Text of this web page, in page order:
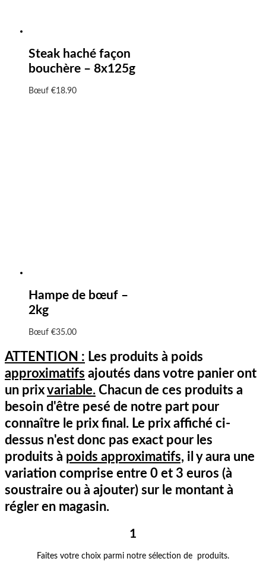
Steak haché façon
bouchère – 8x125g
Bœuf €18.90
Hampe de bœuf –
2kg
Bœuf €35.00
ATTENTION : Les produits à poids
approximatifs ajoutés dans votre panier ont
un prixvariable. Chacun de ces produits a
besoin d'être pesé de notre part pour
connaître le prix final. Le prix affiché ci-
dessus n'est donc pas exact pour les
produits à poids approximatifs, il y aura une
variation comprise entre 0 et 3 euros (à
soustraire ou à ajouter) sur le montant à
régler en magasin.
1
Faites votre choix parmi notre sélection de produits.